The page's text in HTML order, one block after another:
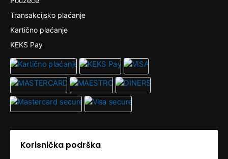
Transakcijsko plaćanje
Kartično plaćanje
KEKS Pay
Korisnička podrška